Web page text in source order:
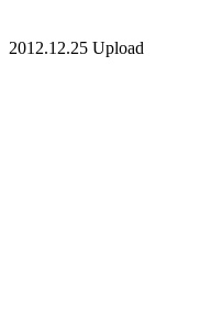
2012.12.25 Upload